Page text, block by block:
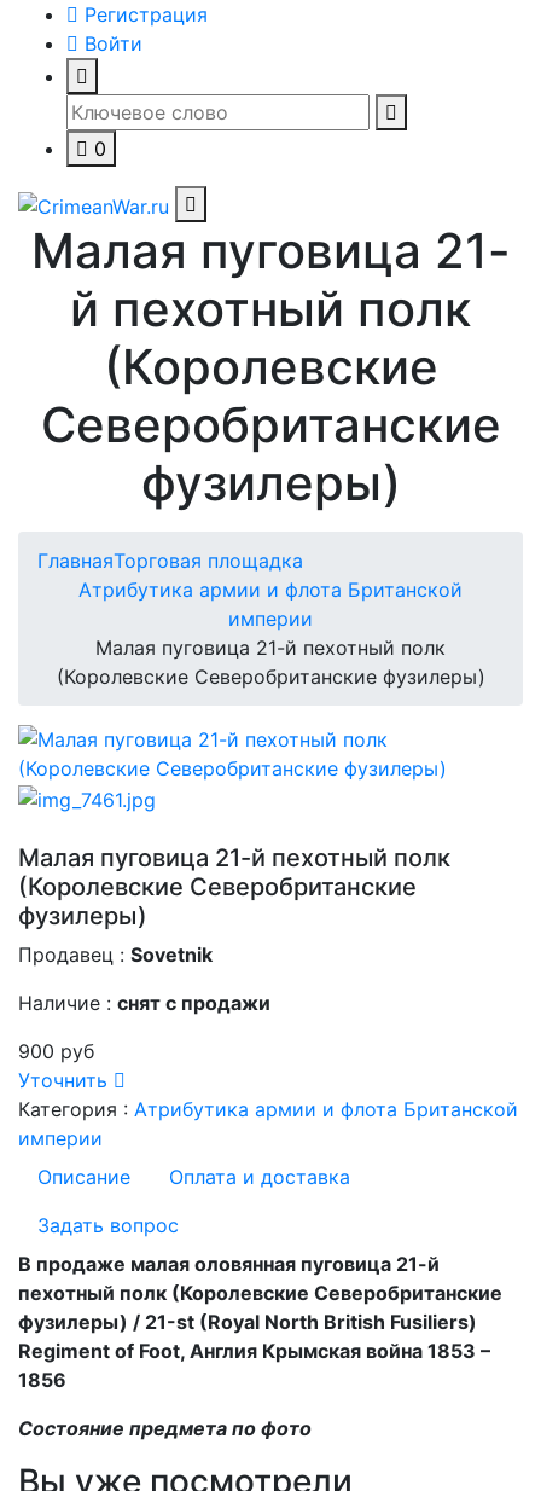
Регистрация
Войти
0
Малая пуговица 21-
й пехотный полк
(Королевские
Северобританские
фузилеры)
ГлавнаяТорговая площадка
Атрибутика армии и флота Британской
империи
Малая пуговица 21-й пехотный полк
(Королевские Северобританские фузилеры)
Малая пуговица 21-й пехотный полк
(Королевские Северобританские
фузилеры)
Продавец : Sovetnik
Наличие : снят с продажи
900 руб
Уточнить
Категория : Атрибутика армии и флота Британской
империи
Описание
Оплата и доставка
Задать вопрос
В продаже малая оловянная пуговица 21-й
пехотный полк (Королевские Северобританские
фузилеры) / 21-st (Royal North British Fusiliers)
Regiment of Foot, Англия Крымская война 1853 –
1856
Состояние предмета по фото
Вы уже посмотрели